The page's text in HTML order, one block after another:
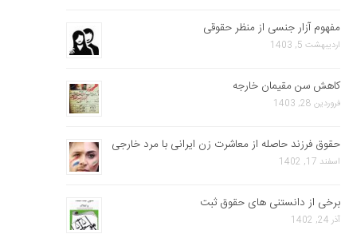
مفهوم آزار جنسی از منظر حقوقی
اردیبهشت 5, 1403
کاهش سن مقیمان خارجه
فروردین 28, 1403
حقوق فرزند حاصله از معاشرت زن ایرانی با مرد خارجی
اسفند 17, 1402
برخی از دانستنی های حقوق ثبت
آذر 24, 1402